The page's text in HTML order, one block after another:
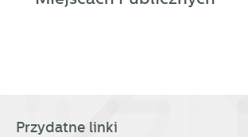
Przydatne linki